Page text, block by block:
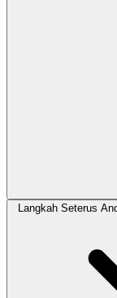
Langkah Seterus